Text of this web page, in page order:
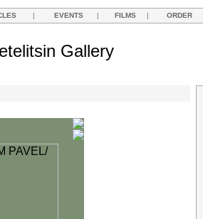
| EVENTS | FILMS | ORDER
Gallery